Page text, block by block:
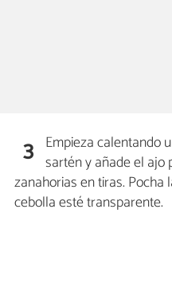
3 Empieza calentando
sartén y añade el ajo
zanahorias en tiras.
cebolla esté transparente.